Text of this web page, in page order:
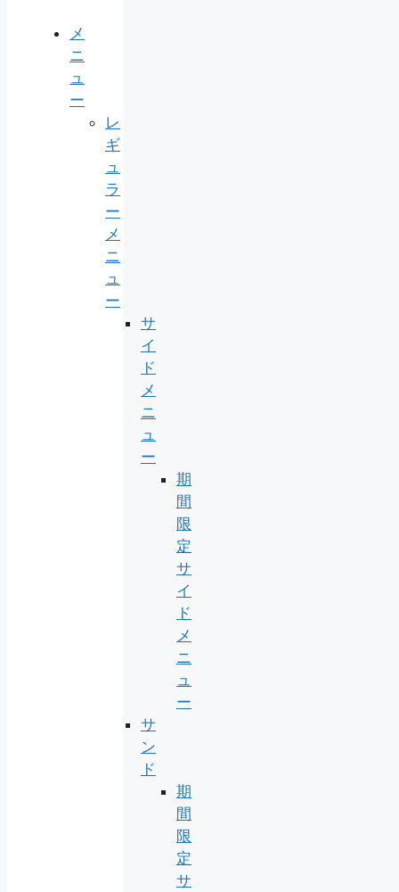
メ
ニ
ュ
ー
レ
ギ
ュ
ラ
ー
メ
ニ
ュ
ー
サ
イ
ド
メ
ニ
ュ
ー
期
間
限
定
サ
イ
ド
メ
ニ
ュ
ー
サ
ン
ド
期
間
限
定
サ